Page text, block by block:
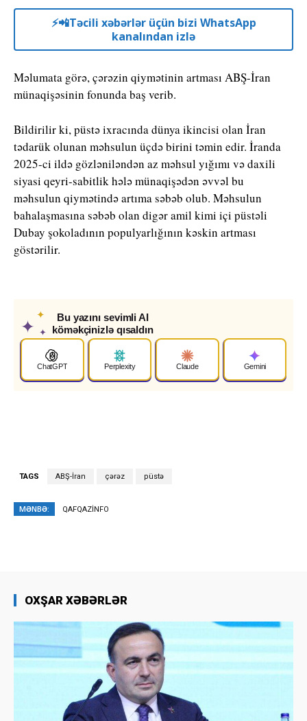
⚡️📲Təcili xəbərlər üçün bizi WhatsApp
kanalından izlə
Məlumata görə, çərəzin qiymətinin artması ABŞ-İran
münaqişəsinin fonunda baş verib.
Bildirilir ki, püstə ixracında dünya ikincisi olan İran
tədarük olunan məhsulun üçdə birini təmin edir. İranda
2025-ci ildə gözləniləndən az məhsul yığımı və daxili
siyasi qeyri-sabitlik hələ münaqişədən əvvəl bu
məhsulun qiymətində artıma səbəb olub. Məhsulun
bahalaşmasına səbəb olan digər amil kimi içi püstəli
Dubay şokoladının populyarlığının kəskin artması
göstərilir.
✦
✦
✦
Bu yazını sevimli AI
köməkçinizlə qısaldın
ChatGPT Perplexity Claude Gemini
TAGS ABŞ-İran çərəz püstə
MƏNBƏ: QAFQAZİNFO
OXŞAR XƏBƏRLƏR